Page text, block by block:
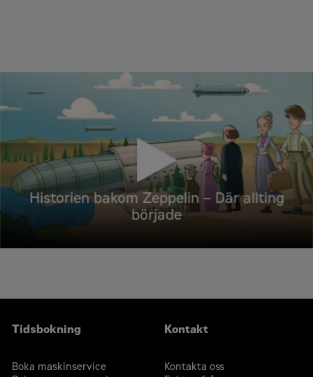
Historien bakom Zeppelin – Där allting
började
Tidsbokning
Boka maskinservice
Kontakt
Kontakta oss